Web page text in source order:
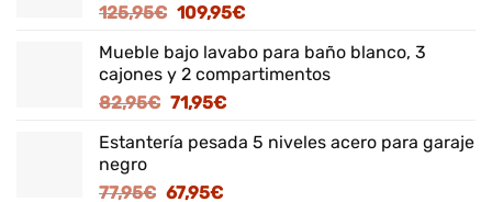
125,95€ El
original
era:
125,95€.
109,95€El
actual
es:
Mueble bajo lavabo para baño blanco, 3
cajones y 2 compartimentos
82,95€ El
original
82,95€.
71,95€El
actual
Estantería pesada 5 niveles acero para garaje
negro
77,95€ El
67,95€El